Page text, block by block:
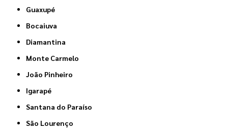
Guaxupé
Bocaiuva
Diamantina
Monte Carmelo
João Pinheiro
Igarapé
Santana do Paraíso
São Lourenço